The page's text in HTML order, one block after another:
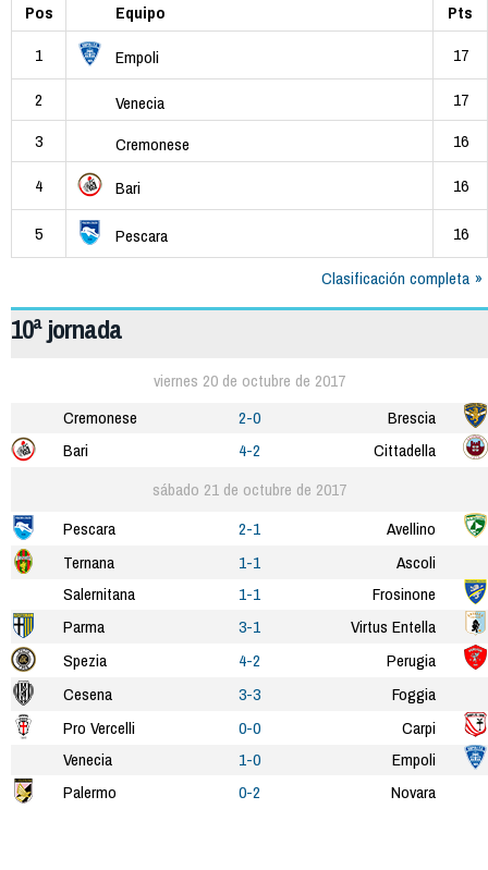
Pos Equipo
Pts
1
Empoli
17
2
Venecia
17
3
Cremonese
16
4
Bari 16
5 Pescara
16
Clasificación completa
10ª jornada
viernes 20 de octubre de 2017
Cremonese
2-0
Brescia
Bari
4-2
Cittadella
sábado 21 de octubre de 2017
Pescara
2-1
Avellino
Ternana
1-1
Ascoli
Salernitana
1-1
Frosinone
Parma
3-1
Virtus Entella
Spezia
4-2
Perugia
Cesena
3-3
Foggia
Pro Vercelli
0-0
Carpi
Venecia
1-0
Empoli
Palermo
0-2 Novara